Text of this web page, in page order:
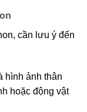
cần lưu ý đến
hình ảnh thân
hoặc động vật